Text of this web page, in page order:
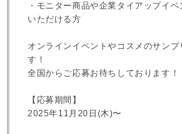
・モニター商品や企業タイアップイ
いただける方
オンラインイベントやコスメのサン
す！
全国からご応募お待ちしております！
【応募期間】
2025年11月20日(木)〜